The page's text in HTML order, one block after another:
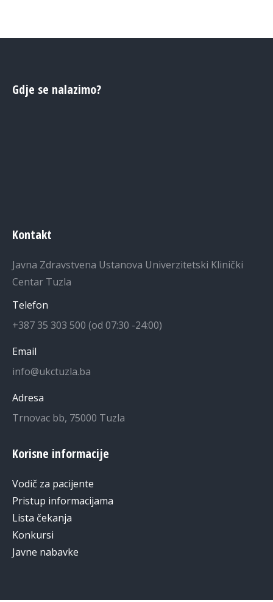
Gdje se nalazimo?
Kontakt
Javna Zdravstvena Ustanova Univerzitetski Klinički
Centar Tuzla
Telefon
+387 35 303 500 (od 07:30 -24:00)
Email
info@ukctuzla.ba
Adresa
Trnovac bb, 75000 Tuzla
Korisne informacije
Vodič za pacijente
Pristup informacijama
Lista čekanja
Konkursi
Javne nabavke